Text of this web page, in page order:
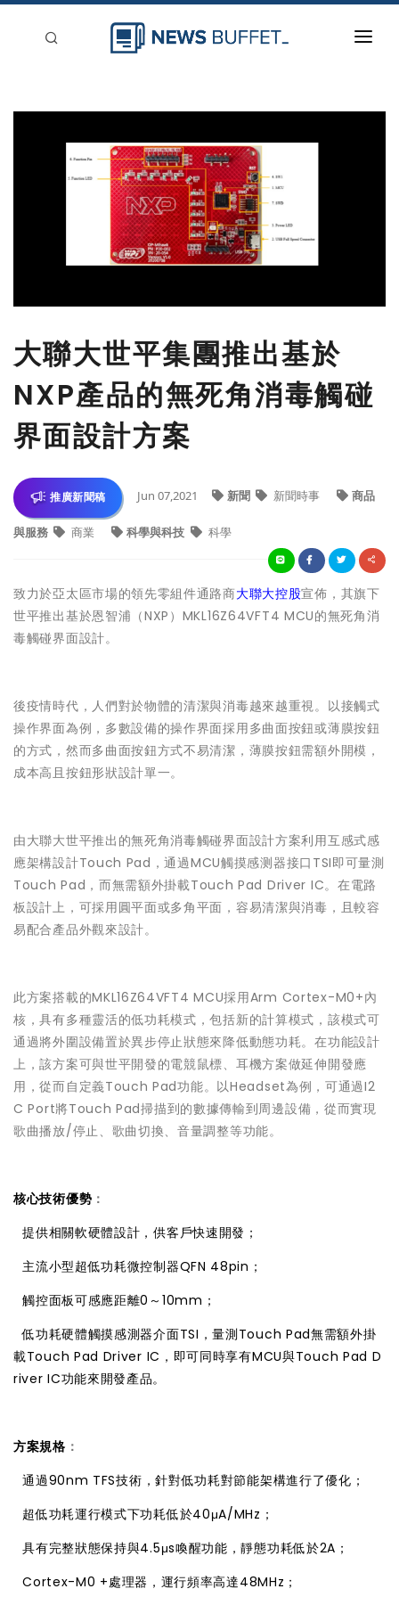
登入
大聯大世平集團推出基於
NXP產品的無死角消毒觸碰
界面設計方案
推廣新聞稿 Jun 07,2021 新聞 新聞時事 商品
與服務 商業 科學與科技 科學
致力於亞太區市場的領先零組件通路商大聯大控股宣佈，其旗下
世平推出基於恩智浦（NXP）MKL16Z64VFT4 MCU的無死角消
毒觸碰界面設計。
後疫情時代，人們對於物體的清潔與消毒越來越重視。以接觸式
操作界面為例，多數設備的操作界面採用多曲面按鈕或薄膜按鈕
的方式，然而多曲面按鈕方式不易清潔，薄膜按鈕需額外開模，
成本高且按鈕形狀設計單一。
由大聯大世平推出的無死角消毒觸碰界面設計方案利用互感式感
應架構設計Touch Pad，通過MCU觸摸感测器接口TSI即可量測
Touch Pad，而無需額外掛載Touch Pad Driver IC。在電路
板設計上，可採用圓平面或多角平面，容易清潔與消毒，且較容
易配合產品外觀來設計。
此方案搭載的MKL16Z64VFT4 MCU採用Arm Cortex-M0+內
核，具有多種靈活的低功耗模式，包括新的計算模式，該模式可
通過將外圍設備置於異步停止狀態來降低動態功耗。在功能設計
上，該方案可與世平開發的電競鼠標、耳機方案做延伸開發應
用，從而自定義Touch Pad功能。以Headset為例，可通過I2
C Port將Touch Pad掃描到的數據傳輸到周邊設備，從而實現
歌曲播放/停止、歌曲切換、音量調整等功能。
核心技術優勢 ：
提供相關軟硬體設計，供客戶快速開發；
主流小型超低功耗微控制器QFN 48pin；
觸控面板可感應距離0～10mm；
低功耗硬體觸摸感測器介面TSI，量測Touch Pad無需額外掛
載Touch Pad Driver IC，即可同時享有MCU與Touch Pad D
river IC功能來開發產品。
方案規格 ：
通過90nm TFS技術，針對低功耗對節能架構進行了優化；
超低功耗運行模式下功耗低於40μA/MHz；
具有完整狀態保持與4.5μs喚醒功能，靜態功耗低於2A；
Cortex-M0 +處理器，運行頻率高達48MHz；